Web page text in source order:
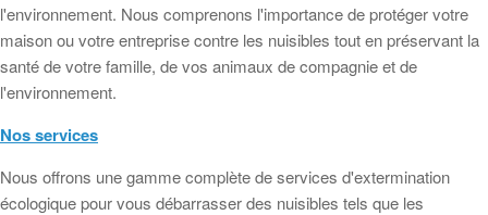
l'environnement. Nous comprenons l'importance de protéger votre
maison ou votre entreprise contre les nuisibles tout en préservant la
santé de votre famille, de vos animaux de compagnie et de
l'environnement.
Nos services
Nous offrons une gamme complète de services d'extermination
écologique pour vous débarrasser des nuisibles tels que les